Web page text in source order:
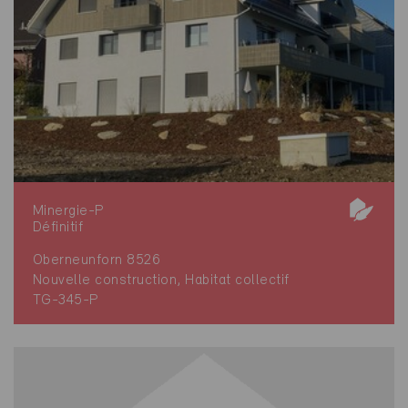
Minergie-P
Définitif
Oberneunforn 8526
Nouvelle construction, Habitat collectif
TG-345-P